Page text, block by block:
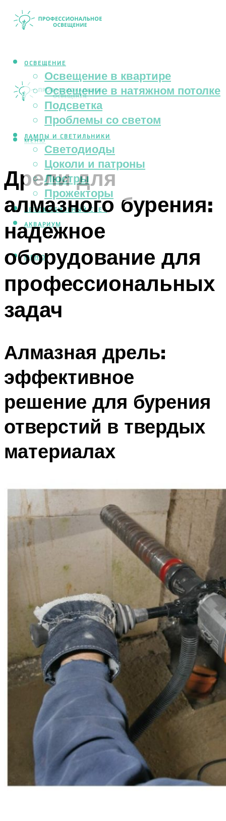
ОСВЕЩЕНИЕ
Освещение в квартире
Освещение в натяжном потолке
Подсветка
Проблемы со светом
ЛАМПЫ И СВЕТИЛЬНИКИ
Светодиоды
Цоколи и патроны
Люстры
Прожекторы
АВТОМОБИЛЬНЫЙ СВЕТ
АКВАРИУМ
МЕНЮ
МЕНЮ
Дрели для
алмазного бурения:
надежное
оборудование для
профессиональных
задач
Алмазная дрель:
эффективное
решение для бурения
отверстий в твердых
материалах